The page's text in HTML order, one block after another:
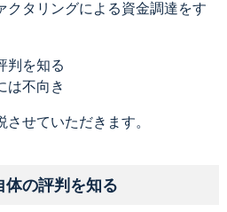
クタリングによる資金調達をす
判を知る
は不向き
せていただきます。
の評判を知る